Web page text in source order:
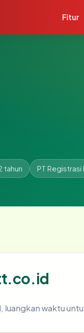
Fitur
tahun PT Registrasi
, luangkan waktu